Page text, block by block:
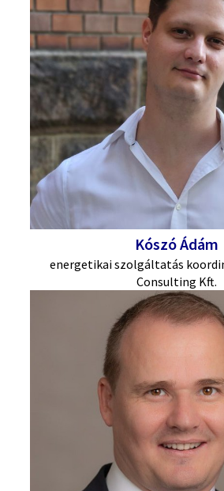
Kószó Ádám
energetikai szolgáltatás
Consulting Kft.